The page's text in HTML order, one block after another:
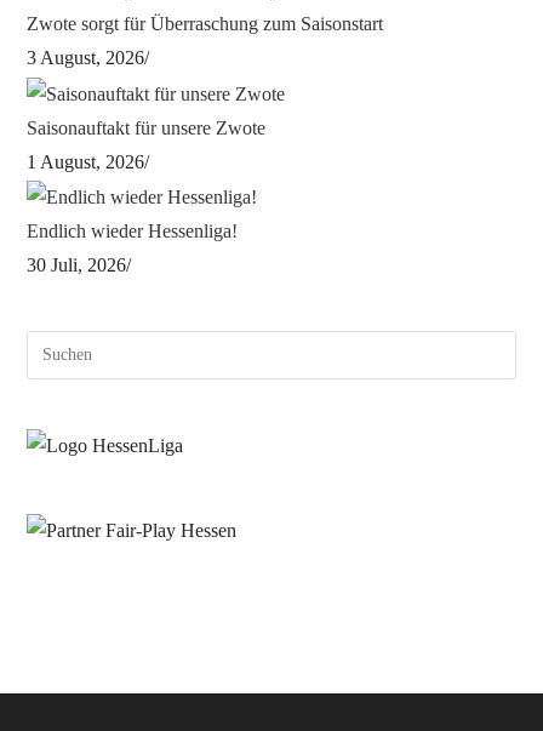
Zwote sorgt für Überraschung zum Saisonstart
3 August, 2026/
Saisonauftakt für unsere Zwote
1 August, 2026/
Endlich wieder Hessenliga!
30 Juli, 2026/